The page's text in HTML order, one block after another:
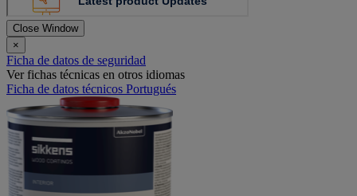
Close Window
×
Ficha de datos de seguridad
Ver fichas técnicas en otros idiomas
Ficha de datos técnicos Portugués